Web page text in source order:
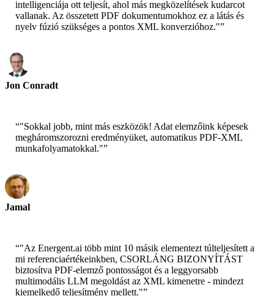
intelligenciája ott teljesít, ahol más megközelítések kudarcot
vallanak. Az összetett PDF dokumentumokhoz ez a látás és
nyelv fúzió szükséges a pontos XML konverzióhoz."”
Jon Conradt
“"Sokkal jobb, mint más eszközök! Adat elemzőink képesek
megháromszorozni eredményüket, automatikus PDF-XML
munkafolyamatokkal."”
Jamal
“"Az Energent.ai több mint 10 másik elementezt túlteljesített a
mi referenciaértékeinkben, CSORLÁNG BIZONYÍTÁST
biztosítva PDF-elemző pontosságot és a leggyorsabb
multimodális LLM megoldást az XML kimenetre - mindezt
kiemelkedő teljesítmény mellett."”